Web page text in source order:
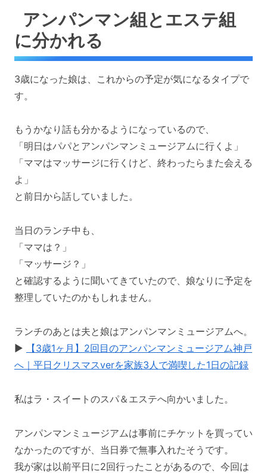
アンパンマン組とエステ組
に分かれる
3歳になった娘は、これからの予定が気になるタイプで
す。
もうかなり話も分かるようになっているので、
「明日はパパとアンパンマンミュージアムに行くよ」
「ママはマッサージに行くけど、終わったらまた会える
よ」
と前日から話していました。
当日のランチ中も、
「ママは？」
「マッサージ？」
と確認するように聞いてきていたので、娘なりに予定を
整理していたのかもしれません。
ランチのあとは夫と娘はアンパンマンミュージアムへ。
▶︎
【3歳1ヶ月】2回目のアンパンマンミュージアム神戸
へ｜平日クリスマスverを家族3人で満喫した1日の記録
私はラ・スイートのスパ＆エステへ向かいました。
アンパンマンミュージアムは事前にチケットを買ってい
なかったのですが、当日券で無事入れたそうです。
我が家は以前平日に2回行ったことがあるので、今回は